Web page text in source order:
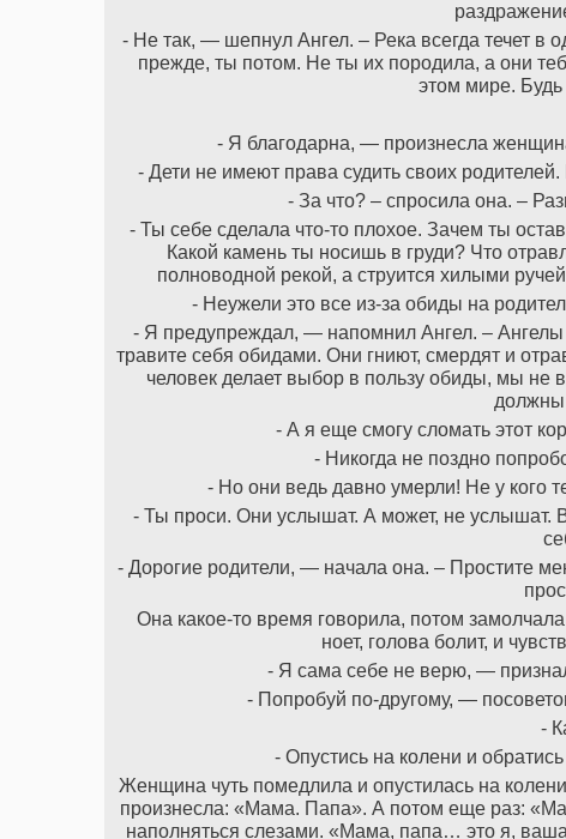
- Не так, — шепнул Ангел. – Река всегда течет
прежде, ты потом. Не ты их породила, а они
этом мире.
- Я благодарна, — произнесла
- Дети не имеют права судить своих
- За что? – спросила она. –
- Ты себе сделала что-то плохое. Зачем ты
Какой камень ты носишь в груди? Что
полноводной рекой, а струится хилыми
- Неужели это все из-за обиды на
- Я предупреждал, — напомнил Ангел. – Ангелы
травите себя обидами. Они гниют, смердят и
человек делает выбор в пользу обиды, мы
должны
- А я еще смогу сломать этот
- Никогда не поздно
- Но они ведь давно умерли! Не у кого
- Ты проси. Они услышат. А может, не услышат.
- Дорогие родители, — начала она. – Простите
Она какое-то время говорила, потом
ноет, голова болит, и
- Я сама себе не верю, —
- Попробуй по-другому, —
-
- Опустись на колени и
Женщина чуть помедлила и опустилась на
произнесла: «Мама. Папа». А потом еще раз:
наполняться слезами. «Мама, папа… это я,